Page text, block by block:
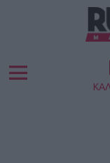
Menu